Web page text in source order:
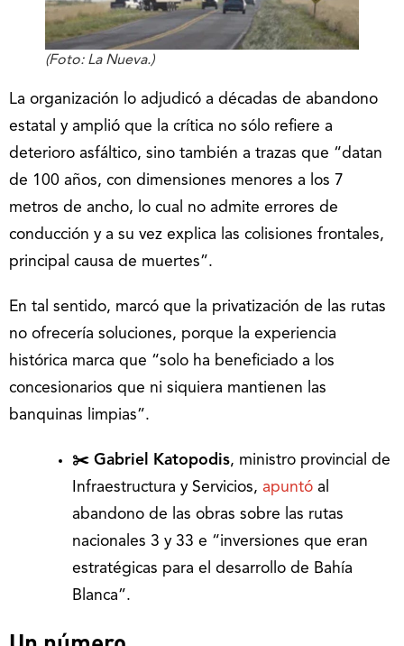
(Foto: La Nueva.)
La organización lo adjudicó a décadas de abandono
estatal y amplió que la crítica no sólo refiere a
deterioro asfáltico, sino también a trazas que “datan
de 100 años, con dimensiones menores a los 7
metros de ancho, lo cual no admite errores de
conducción y a su vez explica las colisiones frontales,
principal causa de muertes”.
En tal sentido, marcó que la privatización de las rutas
no ofrecería soluciones, porque la experiencia
histórica marca que “solo ha beneficiado a los
concesionarios que ni siquiera mantienen las
banquinas limpias”.
✂️ Gabriel Katopodis, ministro provincial de
Infraestructura y Servicios, apuntó al
abandono de las obras sobre las rutas
nacionales 3 y 33 e “inversiones que eran
estratégicas para el desarrollo de Bahía
Blanca”.